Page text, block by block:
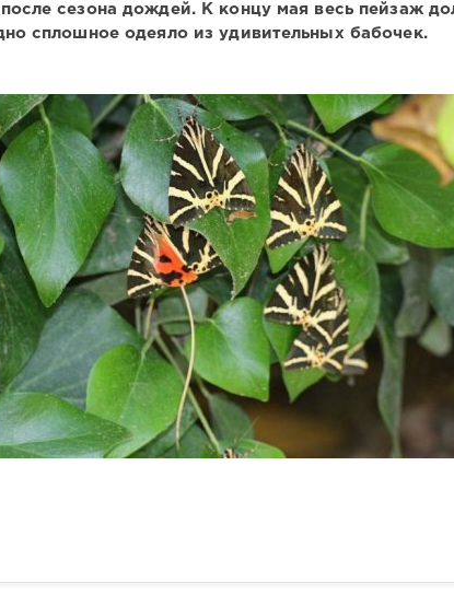
сезона дождей. К концу мая весь пейзаж
сплошное одеяло из удивительных бабочек.